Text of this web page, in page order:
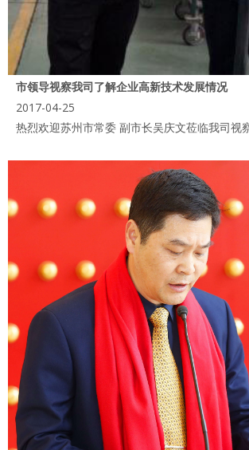
市领导视察我司了解企业高新技术发展情况
2017-04-25
热烈欢迎苏州市常委 副市长吴庆文莅临我司视